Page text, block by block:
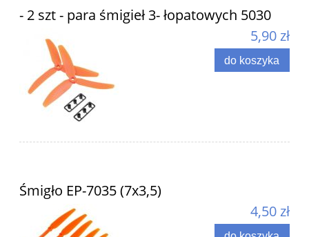
- 2 szt - para śmigieł 3- łopatowych 5030
5,90 zł
do koszyka
Śmigło EP-7035 (7x3,5)
4,50 zł